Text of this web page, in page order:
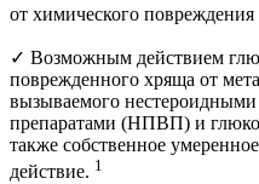
от химического
✓ Возможным действием
поврежденного хряща от
вызываемого
препаратами (НПВП) и
также собственное
действие. 1